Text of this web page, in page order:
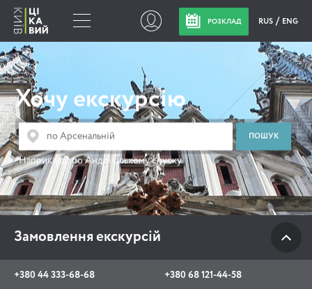
РОЗКЛАД RUS ENG
Хочу екскурсію
Наприклад:по Андріївському спуску
Замовлення екскурсій
+380 44 333-68-68
+380 68 121-44-58
Замовлення
екскурсій
+380 44 333-68-68
+380 68 121-44-58
tour@interesniy.kiev.ua
з 10.00 до 19:30 щоденно
Viber WhatsApp